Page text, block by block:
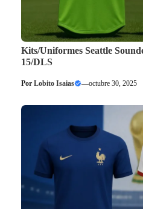
Kits/Uniformes Seattle
15/DLS
Por Lobito Isaias —octubre 30, 2025